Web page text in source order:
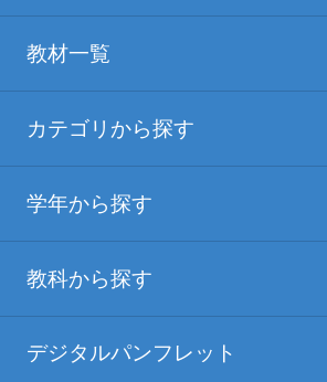
教材一覧
カテゴリから探す
学年から探す
教科から探す
デジタルパンフレット